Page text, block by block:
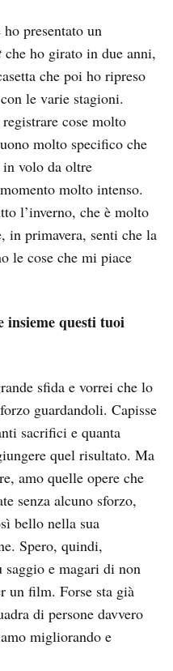
presentato un
che ho girato in due anni,
che poi ho ripreso
le varie stagioni.
cose molto
molto specifico che
volo da oltre
molto intenso.
l’inverno, che è molto
in primavera, senti che la
le cose che mi piace
insieme questi tuoi
sfida e vorrei che lo
guardandoli. Capisse
sacrifici e quanta
quel risultato. Ma
amo quelle opere che
senza alcuno sforzo,
bello nella sua
Spero, quindi,
e magari di non
un film. Forse sta già
di persone davvero
migliorando e